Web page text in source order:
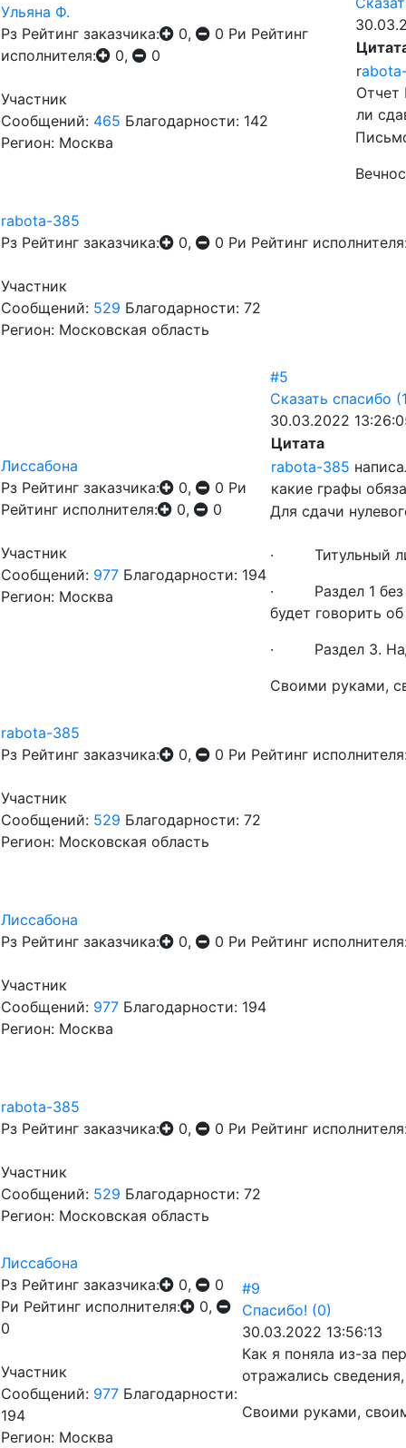
Ульяна Ф.
Рз Рейтинг заказчика: 0, 0 Ри Рейтинг
исполнителя:
0, 0
Участник
Сообщений: 465 Благодарности: 142
Регион: Москва
r
Отчет
ли
rabota-385
Рз Рейтинг заказчика: 0, 0 Ри Рейтинг
Участник
Сообщений: 529 Благодарности: 72
Регион: Московская область
Лиссабона
Рз Рейтинг заказчика: 0, 0 Ри
Рейтинг исполнителя:
0, 0
Участник
Сообщений: 977 Благодарности: 194
Регион: Москва
#5
Сказать спасибо
30.03.2022
Цитата
rabota-385
какие графы
Для сдачи
· Титульный
· Раздел 1 без
будет говорить
· Раздел 3. Надо
Своими руками,
rabota-385
Рз Рейтинг заказчика: 0, 0 Ри Рейтинг
Участник
Сообщений: 529 Благодарности: 72
Регион: Московская область
Лиссабона
Рз Рейтинг заказчика: 0, 0 Ри Рейтинг
Участник
Сообщений: 977 Благодарности: 194
Регион: Москва
rabota-385
Рз Рейтинг заказчика: 0, 0 Ри Рейтинг
Участник
Сообщений: 529 Благодарности: 72
Регион: Московская область
Лиссабона
Рз Рейтинг заказчика: 0,
0
Ри Рейтинг исполнителя:
0,
0
Участник
Сообщений: 977 Благодарности:
194
Регион: Москва
#9
Спасибо! (0)
30.03.2022 13:56:13
Как я поняла из-за
отражались
Своими руками,